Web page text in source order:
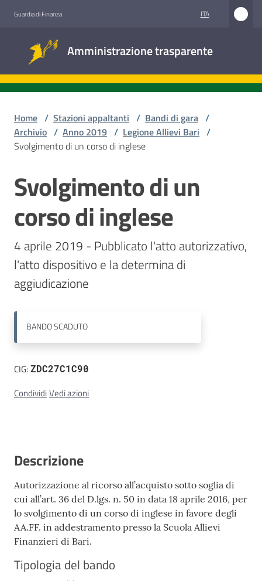
Guardia di Finanza ITA
Amministrazione trasparente
trasparente
Accesso
Stazioni
appaltanti
Contatti
Home / Stazioni appaltanti / Bandi di gara /
Archivio / Anno 2019 / Legione Allievi Bari /
Svolgimento di un corso di inglese
Salta al contenuto
Svolgimento di un
corso di inglese
4 aprile 2019 - Pubblicato l'atto autorizzativo,
l'atto dispositivo e la determina di
aggiudicazione
BANDOSCADUTO
CIG:ZDC27C1C90
CondividiVedi azioni
Descrizione
Autorizzazione al ricorso all’acquisto sotto soglia di
cui all’art. 36 del D.lgs. n. 50 in data 18 aprile 2016, per
lo svolgimento di un corso di inglese in favore degli
AA.FF. in addestramento presso la Scuola Allievi
Finanzieri di Bari.
Tipologia del bando